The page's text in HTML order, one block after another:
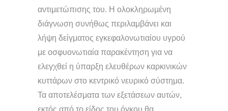
αντιμετώπισης του. Η ολοκληρωμένη
διάγνωση συνήθως περιλαμβάνει και
λήψη δείγματος εγκεφαλονωτιαίου υγρού
με οσφυονωτιαία παρακέντηση για να
ελεγχθεί η ύπαρξη ελευθέρων καρκινικών
κυττάρων στο κεντρικό νευρικό σύστημα.
Τα αποτελέσματα των εξετάσεων αυτών,
εκτός από το είδος του όγκου θα